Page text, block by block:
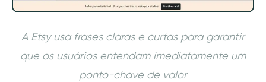
A Etsy usa frases claras e curtas para garantir
que os usuários entendam imediatamente um
ponto-chave de valor